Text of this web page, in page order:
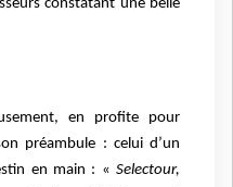
constatant une belle
en profite pour
préambule : celui d’un
en main : « Selectour,